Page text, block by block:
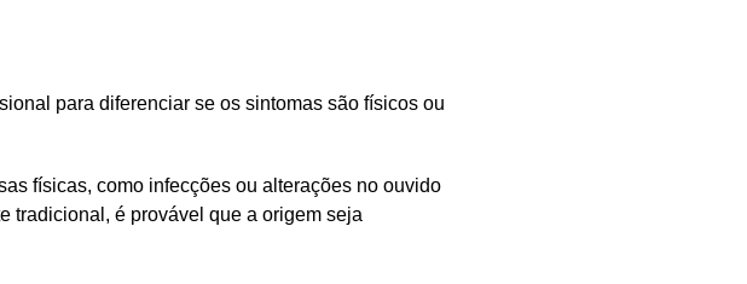
para diferenciar se os sintomas são físicos ou
físicas, como infecções ou alterações no ouvido
tradicional, é provável que a origem seja